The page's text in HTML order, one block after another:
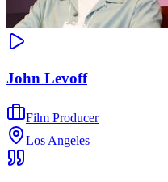
John Levoff
Film Producer
Los Angeles